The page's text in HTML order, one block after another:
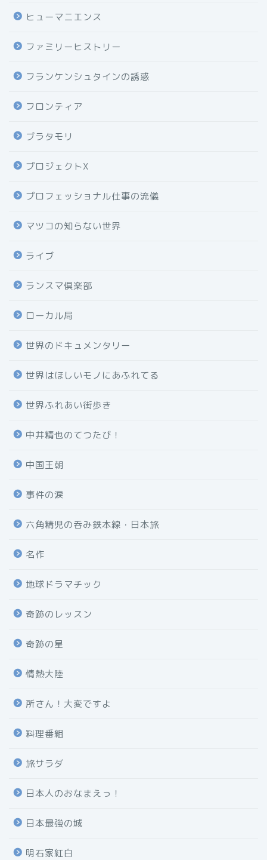
ヒューマニエンス
ファミリーヒストリー
フランケンシュタインの誘惑
フロンティア
ブラタモリ
プロジェクトX
プロフェッショナル仕事の流儀
マツコの知らない世界
ライブ
ランスマ倶楽部
ローカル局
世界のドキュメンタリー
世界はほしいモノにあふれてる
世界ふれあい街歩き
中井精也のてつたび！
中国王朝
事件の涙
六角精児の呑み鉄本線・日本旅
名作
地球ドラマチック
奇跡のレッスン
奇跡の星
情熱大陸
所さん！大変ですよ
料理番組
旅サラダ
日本人のおなまえっ！
日本最強の城
明石家紅白